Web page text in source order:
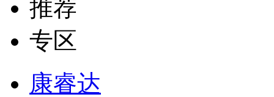
推荐
专区
康睿达